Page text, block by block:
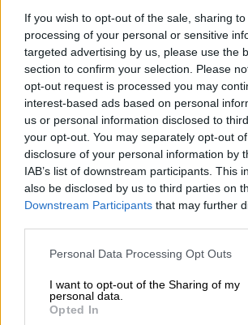
If you wish to opt-out of the sale, sharing
processing of your personal or sensitive
targeted advertising by us, please use the
section to confirm your selection. Please
opt-out request is processed you may
interest-based ads based on personal
us or personal information disclosed to
your opt-out. You may separately opt-out
disclosure of your personal information by
IAB’s list of downstream participants. This
also be disclosed by us to third parties on
Downstream Participants that may further
Please note that this website/app uses one
not limited to your visit or usage behaviour.
grant or deny consent to Google and its
use your data for below specified purposes
Personal Data Processing Opt Outs
I want to opt-out of the Sharing of my
personal data.
Opted In
εξερράγη την Πέμπτη κατά τη
πρώτης δοκιμαστικής πτήσης
διαστημικού σκάφουςπου έχει
για να στείλει αστροναύτες
Άρη και πέρα από αυτόν.
Ο γιγάντιος πύραυλος
Starbase, το ιδιωτικό
SpaceX στην Μπόκα Τσίκα του
κάψουλα Starship είχε
αλλά ο διαχωρισμός δεν έγινε
πύραυλος ανατινάχθηκε.